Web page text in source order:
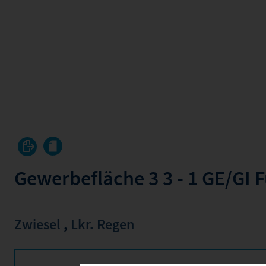
Gewerbefläche 3 3 - 1 GE/GI
Zwiesel , Lkr. Regen